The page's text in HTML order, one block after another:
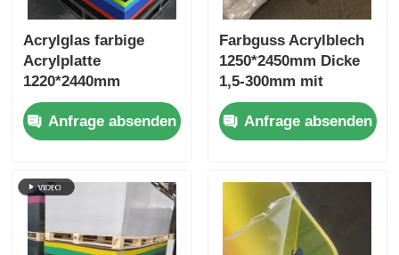
Acrylglas farbige
Acrylplatte
1220*2440mm
1250*2450mm zum
besten Preis
Anfrage absenden
Farbguss Acrylblech
1250*2450mm Dicke
1,5-300mm mit
Kunststoffkante
Anfrage absenden